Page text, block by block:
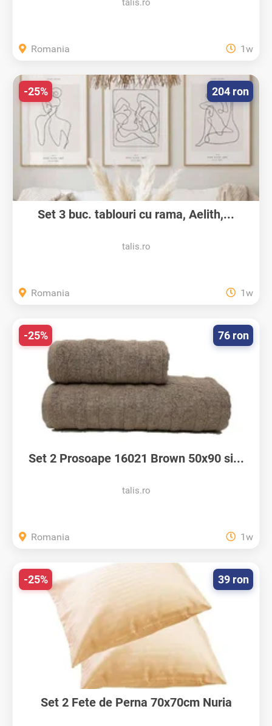
talis.ro
Romania 1w
Set 3 buc. tablouri cu rama, Aelith,...
talis.ro
204 ron
-25%
Romania 1w
Set 2 Prosoape 16021 Brown 50x90 si...
talis.ro
76 ron
-25%
Romania 1w
Set 2 Fete de Perna 70x70cm Nuria
39 ron
-25%